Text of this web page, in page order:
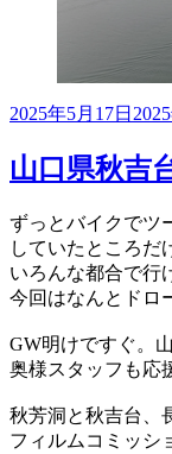
投
日:
2025年5月17日
山口県秋吉
ずっとバイクでツ
していたところだ
いろんな都合で行
今回はなんとドロ
GW明けですぐ。
奥様スタッフも応
秋芳洞と秋吉台、
フィルムコミッシ